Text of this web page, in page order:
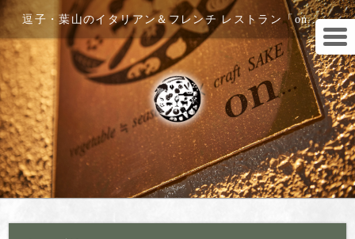
逗子・葉山のイタリアン＆フレンチ レストラン「on...」